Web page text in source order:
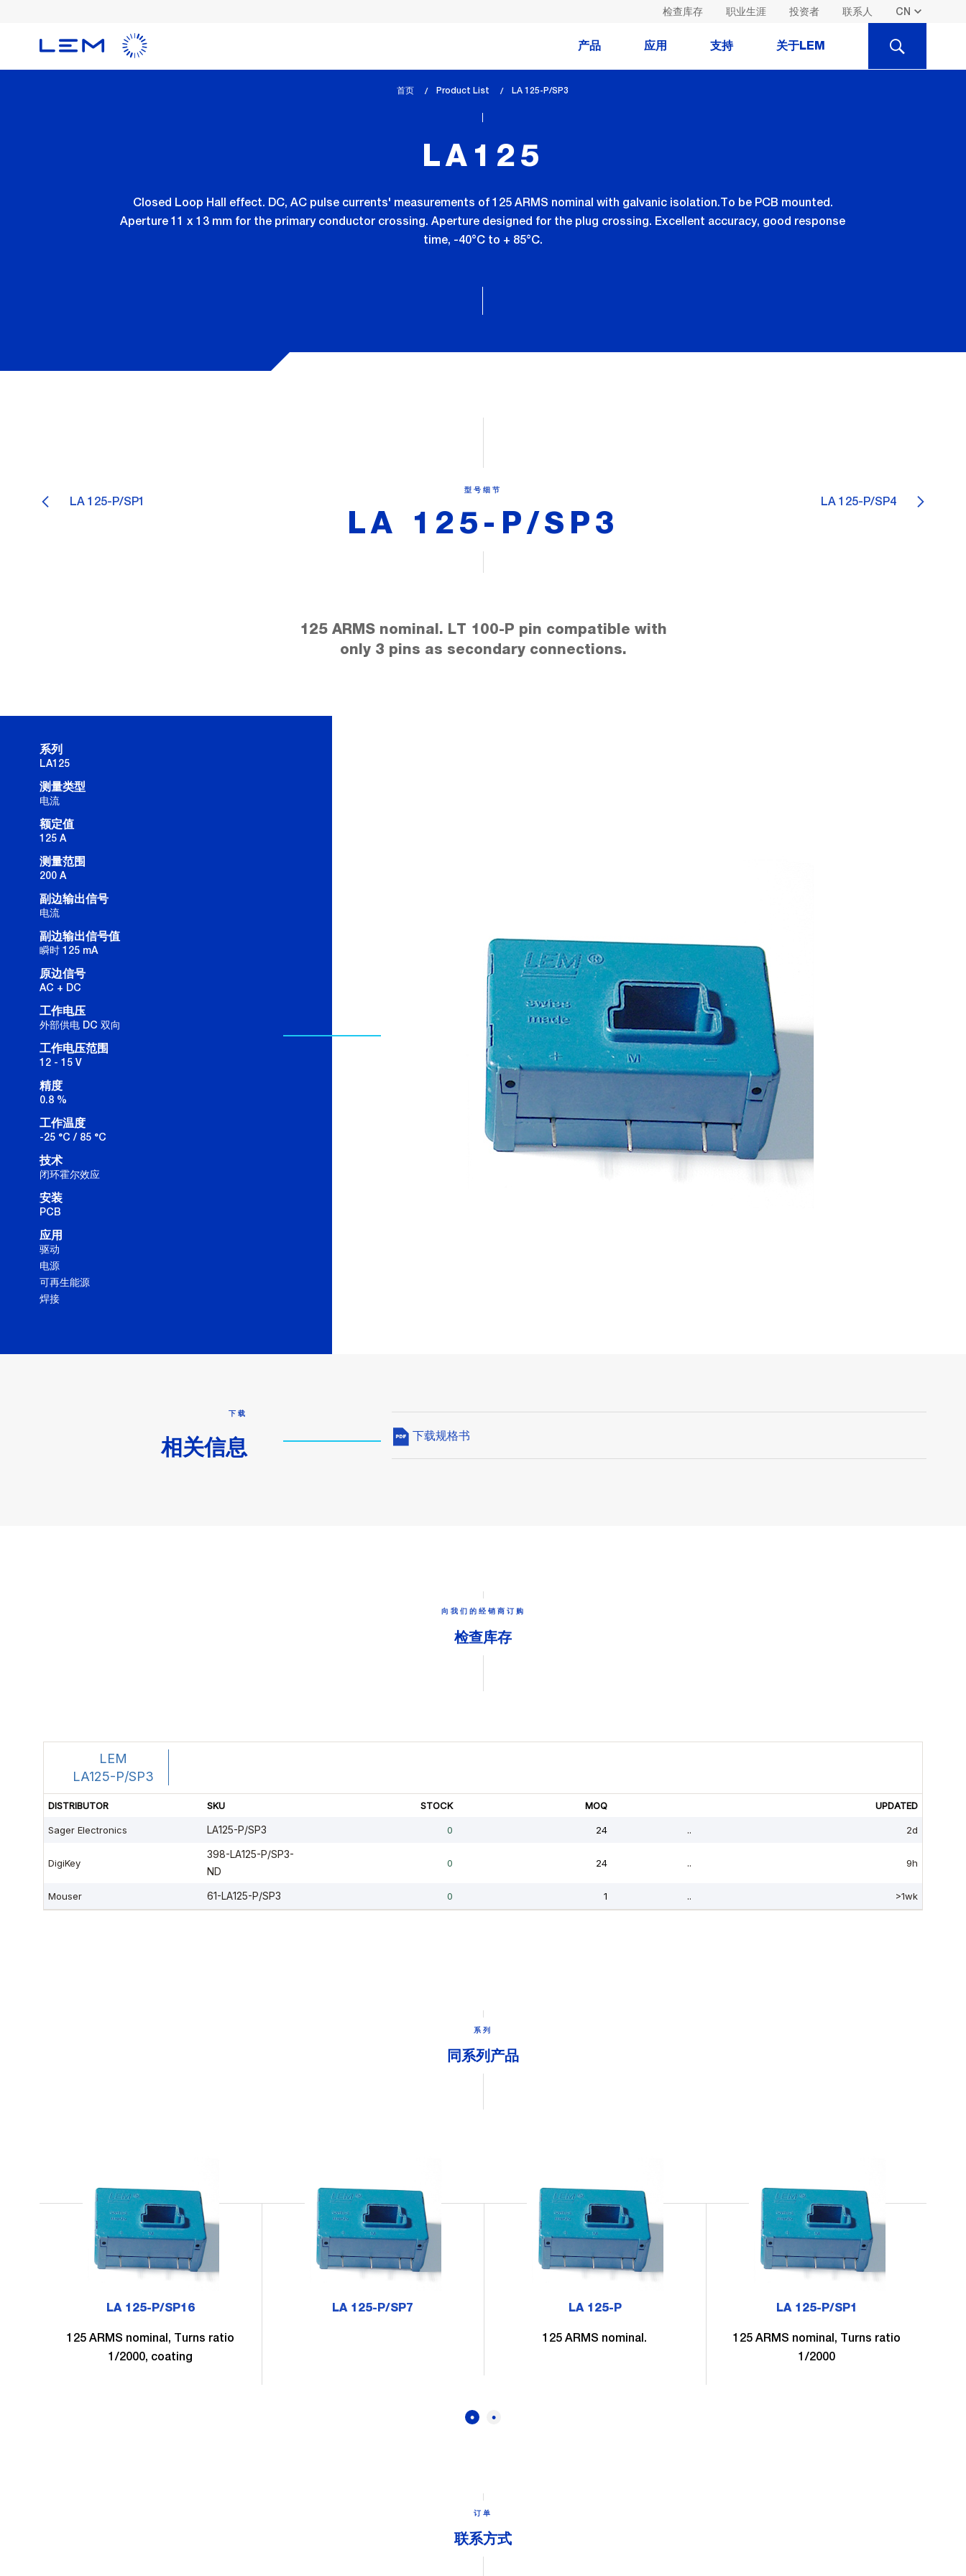
检查库存 职业生涯 投资者 联系人
产品 应用 支持 关于LEM SEARCH
首页 Product List
lem_current_page
LA 125-P/SP3
LA125
Closed Loop Hall effect. DC, AC pulse currents' measurements of 125 ARMS nominal with galvanic isolation.To be PCB mounted.
Aperture 11 x 13 mm for the primary conductor crossing. Aperture designed for the plug crossing. Excellent accuracy, good response
time, -40°C to + 85°C.
LA 125-P/SP1 LA 125-P/SP4
型号细节
LA 125-P/SP3
125 ARMS nominal. LT 100-P pin compatible with
only 3 pins as secondary connections.
系列
LA125
测量类型
电流
额定值
125 A
测量范围
200 A
副边输出信号
电流
副边输出信号值
瞬时 125 mA
原边信号
AC + DC
工作电压
外部供电 DC 双向
工作电压范围
12 - 15 V
精度
0.8 %
工作温度
-25 °C / 85 °C
技术
闭环霍尔效应
安装
PCB
应用
驱动
电源
可再生能源
焊接
下载
相关信息
下载规格书
向我们的经销商订购
检查库存
系列
同系列产品
LA 125-P/SP16
125 ARMS nominal, Turns ratio
1/2000, coating
LA 125-P/SP7 LA 125-P
125 ARMS nominal.
LA 125-P/SP1
125 ARMS nominal, Turns ratio
1/2000
订单
联系方式